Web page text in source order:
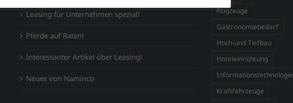
Leasing für Unternehmen spezial!
Pferde auf Raten!
Interessanter Artikel über Leasing!
Neues von Naminco
Flugzeuge
Gastronomiebedarf
Hoch-und Tiefbau
Hoteleinrichtung
Informationstechnologie
Kraftfahrzeuge